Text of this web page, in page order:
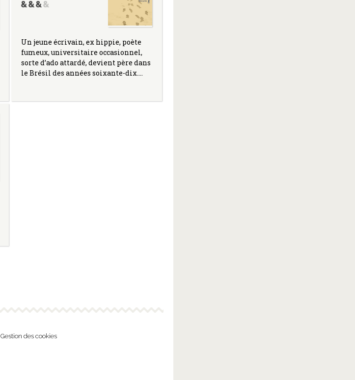
Un jeune écrivain, ex hippie, poète
fumeux, universitaire occasionnel,
sorte d’ado attardé, devient père dans
le Brésil des années soixante-dix.…
Gestion des cookies